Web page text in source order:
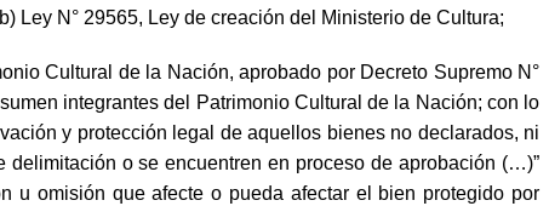
Ley N° 29565, Ley de creación del Ministerio de Cultura;
Cultural de la Nación, aprobado por Decreto Supremo N°
integrantes del Patrimonio Cultural de la Nación; con lo
y protección legal de aquellos bienes no declarados, ni
o se encuentren en proceso de aprobación (…)”
u omisión que afecte o pueda afectar el bien protegido por